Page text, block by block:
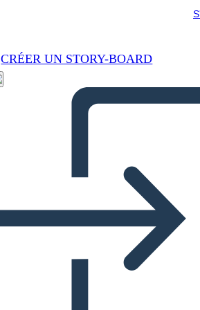
CRÉER UN STORY-BOARD